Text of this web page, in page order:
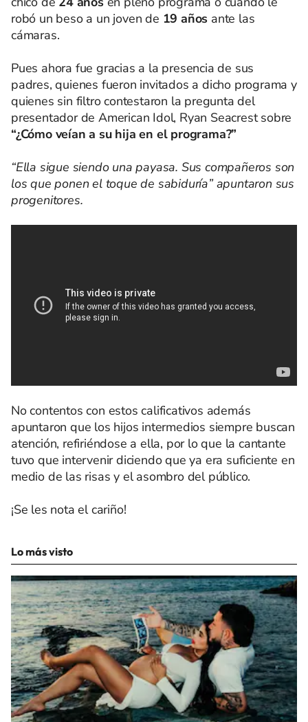
robó un beso a un joven de 19 años ante las
cámaras.
Pues ahora fue gracias a la presencia de sus
padres, quienes fueron invitados a dicho programa y
quienes sin filtro contestaron la pregunta del
presentador de American Idol, Ryan Seacrest sobre
“¿Cómo veían a su hija en el programa?”
“Ella sigue siendo una payasa. Sus compañeros son
los que ponen el toque de sabiduría” apuntaron sus
progenitores.
No contentos con estos calificativos además
apuntaron que los hijos intermedios siempre buscan
atención, refiriéndose a ella, por lo que la cantante
tuvo que intervenir diciendo que ya era suficiente en
medio de las risas y el asombro del público.
¡Se les nota el cariño!
Lo más visto